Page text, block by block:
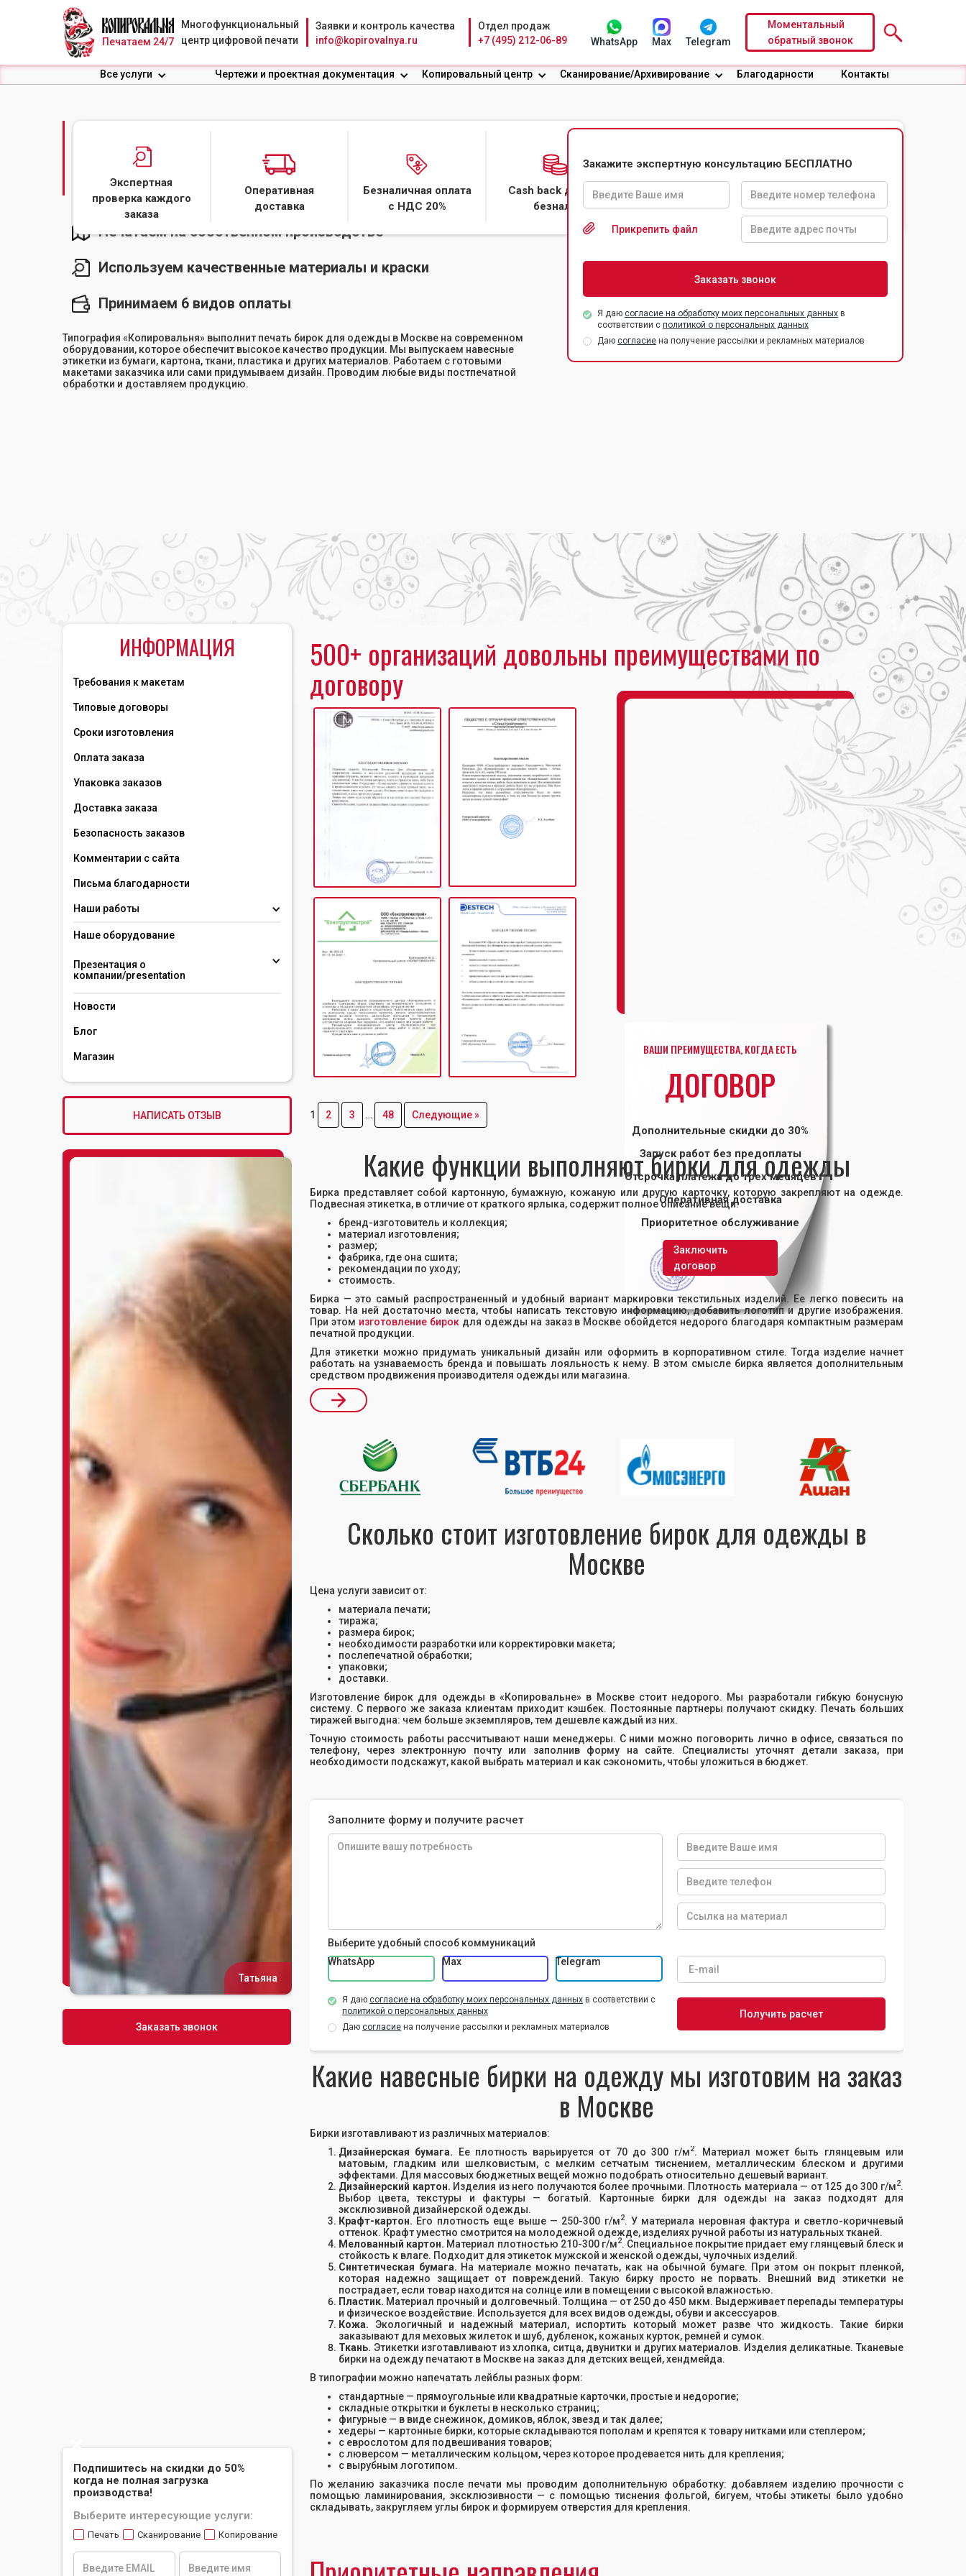
Печатаем 24/7
Многофункциональный
центр цифровой печати
Заявки и контроль качества
info@kopirovalnya.ru
Отдел продаж
+7 (495) 212-06-89
WhatsApp Max Telegram
Моментальный
обратный звонок
Все услуги Чертежи и проектная документация Копировальный центр Сканирование/Архивирование Благодарности Контакты
ПЕЧАТЬ БИРОК ДЛЯ ОДЕЖДЫ В
МОСКВЕ
Печатаем на собственном производстве
Используем качественные материалы и краски
Принимаем 6 видов оплаты
Типография «Копировальня» выполнит печать бирок для одежды в Москве на современном
оборудовании, которое обеспечит высокое качество продукции. Мы выпускаем навесные
этикетки из бумаги, картона, ткани, пластика и других материалов. Работаем с готовыми
макетами заказчика или сами придумываем дизайн. Проводим любые виды постпечатной
обработки и доставляем продукцию.
Экспертная
проверка каждого
заказа
Оперативная
доставка
Безналичная оплата
с НДС 20%
Cash back даже с
безнала
Безопасность
информации
Доверительные
условия по
договору
Закажите экспертную консультацию БЕСПЛАТНО
Прикрепить файл
Я даю согласие на обработку моих персональных данных в
соответствии с политикой о персональных данных
Даю согласие на получение рассылки и рекламных материалов
Главная Печать бирок Печать бирок для одежды в Москве
ИНФОРМАЦИЯ
Требования к макетам
Типовые договоры
Сроки изготовления
Оплата заказа
Упаковка заказов
Доставка заказа
Безопасность заказов
Комментарии с сайта
Письма благодарности
Наши работы
Наше оборудование
Презентация о
компании/presentation
Новости
Блог
Магазин
НАПИСАТЬ ОТЗЫВ
Сусана
Заказать звонок
Подпишитесь на скидки до 50%
когда не полная загрузка
производства!
Выберите интересующие услуги:
Печать Сканирование Копирование
500+ организаций довольны преимуществами по
договору
ВАШИ ПРЕИМУЩЕСТВА, КОГДА ЕСТЬ
ДОГОВОР
Дополнительные скидки до 30%
Запуск работ без предоплаты
Отсрочка платежа до трех месяцев
Оперативная доставка
Приоритетное обслуживание
Заключить
договор
1 2 3 … 48 Следующие »
Какие функции выполняют бирки для одежды
Бирка представляет собой картонную, бумажную, кожаную или другую карточку, которую закрепляют на одежде.
Подвесная этикетка, в отличие от краткого ярлыка, содержит полное описание вещи:
бренд-изготовитель и коллекция;
материал изготовления;
размер;
фабрика, где она сшита;
рекомендации по уходу;
стоимость.
Бирка — это самый распространенный и удобный вариант маркировки текстильных изделий. Ее легко повесить на
товар. На ней достаточно места, чтобы написать текстовую информацию, добавить логотип и другие изображения.
При этом изготовление бирокдля одежды на заказ в Москве обойдется недорого благодаря компактным размерам
печатной продукции.
Для этикетки можно придумать уникальный дизайн или оформить в корпоративном стиле. Тогда изделие начнет
работать на узнаваемость бренда и повышать лояльность к нему. В этом смысле бирка является дополнительным
средством продвижения производителя одежды или магазина.
Сколько стоит изготовление бирок для одежды в
Москве
Цена услуги зависит от:
материала печати;
тиража;
размера бирок;
необходимости разработки или корректировки макета;
послепечатной обработки;
упаковки;
доставки.
Изготовление бирок для одежды в «Копировальне» в Москве стоит недорого. Мы разработали гибкую бонусную
систему. С первого же заказа клиентам приходит кэшбек. Постоянные партнеры получают скидку. Печать больших
тиражей выгодна: чем больше экземпляров, тем дешевле каждый из них.
Точную стоимость работы рассчитывают наши менеджеры. С ними можно поговорить лично в офисе, связаться по
телефону, через электронную почту или заполнив форму на сайте. Специалисты уточнят детали заказа, при
необходимости подскажут, какой выбрать материал и как сэкономить, чтобы уложиться в бюджет.
Заполните форму и получите расчет
Выберите удобный способ коммуникаций
WhatsApp
Max Telegram
Я даю согласие на обработку моих персональных данных в соответствии с
политикой о персональных данных
Даю согласие на получение рассылки и рекламных материалов
Какие навесные бирки на одежду мы изготовим на заказ
в Москве
Бирки изготавливают из различных материалов:
Дизайнерская бумага. Ее плотность варьируется от 70 до 300 г/м2. Материал может быть глянцевым или
матовым, гладким или шелковистым, с мелким сетчатым тиснением, металлическим блеском и другими
эффектами. Для массовых бюджетных вещей можно подобрать относительно дешевый вариант.
Дизайнерский картон. Изделия из него получаются более прочными. Плотность материала — от 125 до 300 г/м2.
Выбор цвета, текстуры и фактуры — богатый. Картонные бирки для одежды на заказ подходят для
эксклюзивной дизайнерской одежды.
Крафт-картон. Его плотность еще выше — 250-300 г/м2. У материала неровная фактура и светло-коричневый
оттенок. Крафт уместно смотрится на молодежной одежде, изделиях ручной работы из натуральных тканей.
Мелованный картон. Материал плотностью 210-300 г/м2. Специальное покрытие придает ему глянцевый блеск и
стойкость к влаге. Подходит для этикеток мужской и женской одежды, чулочных изделий.
Синтетическая бумага. На материале можно печатать, как на обычной бумаге. При этом он покрыт пленкой,
которая надежно защищает от повреждений. Такую бирку просто не порвать. Внешний вид этикетки не
пострадает, если товар находится на солнце или в помещении с высокой влажностью.
Пластик. Материал прочный и долговечный. Толщина — от 250 до 450 мкм. Выдерживает перепады температуры
и физическое воздействие. Используется для всех видов одежды, обуви и аксессуаров.
Кожа. Экологичный и надежный материал, испортить который может разве что жидкость. Такие бирки
заказывают для меховых жилеток и шуб, дубленок, кожаных курток, ремней и сумок.
Ткань. Этикетки изготавливают из хлопка, ситца, двунитки и других материалов. Изделия деликатные. Тканевые
бирки на одежду печатают в Москве на заказ для детских вещей, хендмейда.
В типографии можно напечатать лейблы разных форм:
стандартные — прямоугольные или квадратные карточки, простые и недорогие;
складные открытки и буклеты в несколько страниц;
фигурные — в виде снежинок, домиков, яблок, звезд и так далее;
хедеры — картонные бирки, которые складываются пополам и крепятся к товару нитками или степлером;
с еврослотом для подвешивания товаров;
с люверсом — металлическим кольцом, через которое продевается нить для крепления;
с вырубным логотипом.
По желанию заказчика после печати мы проводим дополнительную обработку: добавляем изделию прочности с
помощью ламинирования, эксклюзивности — с помощью тиснения фольгой, бигуем, чтобы этикеты было удобно
складывать, закругляем углы бирок и формируем отверстия для крепления.